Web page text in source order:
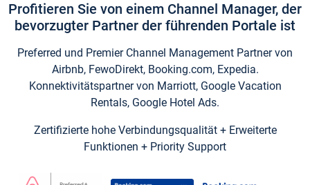
Profitieren Sie von einem Channel Manager, der
bevorzugter Partner der führenden Portale ist
Preferred und Premier Channel Management Partner von
Airbnb, FewoDirekt, Booking.com, Expedia.
Konnektivitätspartner von Marriott, Google Vacation
Rentals, Google Hotel Ads.
Zertifizierte hohe Verbindungsqualität + Erweiterte
Funktionen + Priority Support